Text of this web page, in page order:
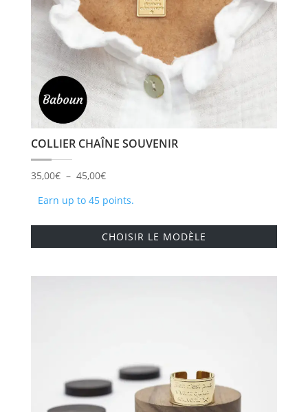
COLLIER CHAÎNE SOUVENIR
35,00€ – 45,00€Plage
35,00€
à
Earn up to 45 points.
CHOISIR LE MODÈLE
Ce